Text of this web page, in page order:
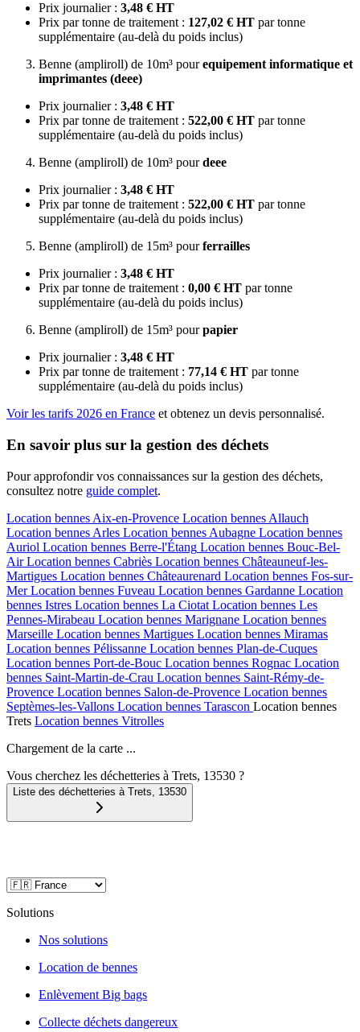
Prix journalier : 3,48 € HT
Prix par tonne de traitement : 127,02 € HT par tonne
supplémentaire (au-delà du poids inclus)
Benne (ampliroll) de 10m³ pourequipement informatique et
imprimantes (deee)
Prix journalier : 3,48 € HT
Prix par tonne de traitement : 522,00 € HT par tonne
supplémentaire (au-delà du poids inclus)
Benne (ampliroll) de 10m³ pourdeee
Prix journalier : 3,48 € HT
Prix par tonne de traitement : 522,00 € HT par tonne
supplémentaire (au-delà du poids inclus)
Benne (ampliroll) de 15m³ pourferrailles
Prix journalier : 3,48 € HT
Prix par tonne de traitement : 0,00 € HT par tonne
supplémentaire (au-delà du poids inclus)
Benne (ampliroll) de 15m³ pourpapier
Prix journalier : 3,48 € HT
Prix par tonne de traitement : 77,14 € HT par tonne
supplémentaire (au-delà du poids inclus)
Voir les tarifs 2026 en France et obtenez un devis personnalisé.
En savoir plus sur la gestion des déchets
Pour approfondir vos connaissances sur la gestion des déchets,
consultez notre guide complet.
Location bennes Aix-en-Provence Location bennes Allauch
Location bennes Arles Location bennes Aubagne Location bennes
Auriol Location bennes Berre-l'Étang Location bennes Bouc-Bel-
Air Location bennes Cabriès Location bennes Châteauneuf-les-
Martigues Location bennes Châteaurenard Location bennes Fos-sur-
Mer Location bennes Fuveau Location bennes Gardanne Location
bennes Istres Location bennes La Ciotat Location bennes Les
Pennes-Mirabeau Location bennes Marignane Location bennes
Marseille Location bennes Martigues Location bennes Miramas
Location bennes Pélissanne Location bennes Plan-de-Cuques
Location bennes Port-de-Bouc Location bennes Rognac Location
bennes Saint-Martin-de-Crau Location bennes Saint-Rémy-de-
Provence Location bennes Salon-de-Provence Location bennes
Septèmes-les-Vallons Location bennes Tarascon Location bennes
Trets Location bennes Vitrolles
Chargement de la carte ...
Vous cherchez les déchetteries à Trets, 13530 ?
Liste des déchetteries à Trets 13530
Solutions
Nos solutions
Location de bennes
Enlèvement Big bags
Collecte déchets dangereux